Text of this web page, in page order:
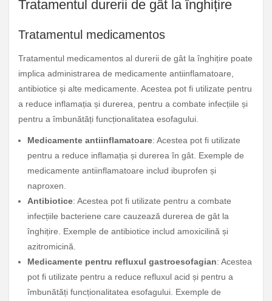
Tratamentul durerii de gât la înghițire
Tratamentul medicamentos
Tratamentul medicamentos al durerii de gât la înghițire poate
implica administrarea de medicamente antiinflamatoare,
antibiotice și alte medicamente. Acestea pot fi utilizate pentru
a reduce inflamația și durerea, pentru a combate infecțiile și
pentru a îmbunătăți funcționalitatea esofagului.
Medicamente antiinflamatoare: Acestea pot fi utilizate
pentru a reduce inflamația și durerea în gât. Exemple de
medicamente antiinflamatoare includ ibuprofen și
naproxen.
Antibiotice: Acestea pot fi utilizate pentru a combate
infecțiile bacteriene care cauzează durerea de gât la
înghițire. Exemple de antibiotice includ amoxicilină și
azitromicină.
Medicamente pentru refluxul gastroesofagian: Acestea
pot fi utilizate pentru a reduce refluxul acid și pentru a
îmbunătăți funcționalitatea esofagului. Exemple de